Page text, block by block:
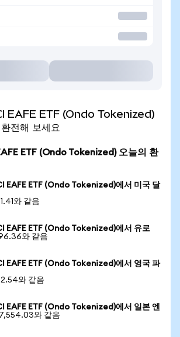
EAFE ETF (Ondo Tokenized)
전해 보세요
ETF (Ondo Tokenized) 오늘의 환
EAFE ETF (Ondo Tokenized)에서 미국 달
와 같음
EAFE ETF (Ondo Tokenized)에서 유로
와 같음
EAFE ETF (Ondo Tokenized)에서 영국 파
와 같음
EAFE ETF (Ondo Tokenized)에서 일본 엔
와 같음